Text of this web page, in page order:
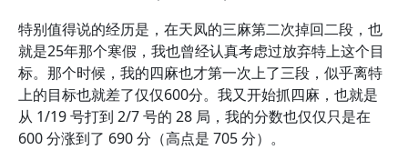
特别值得说的经历是，在天凤的三麻第二次掉回二段，也
就是25年那个寒假，我也曾经认真考虑过放弃特上这个目
标。那个时候，我的四麻也才第一次上了三段，似乎离特
上的目标也就差了仅仅600分。我又开始抓四麻，也就是
从 1/19 号打到 2/7 号的 28 局，我的分数也仅仅只是在
600 分涨到了 690 分（高点是 705 分）。